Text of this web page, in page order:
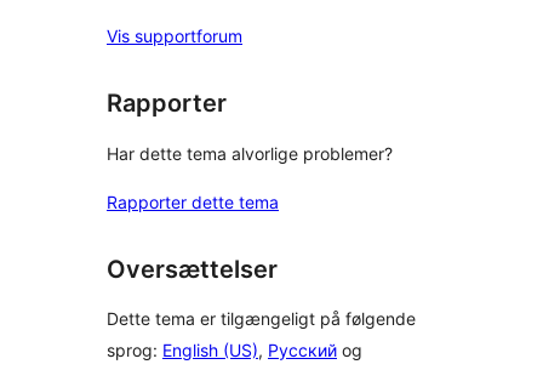
Vis supportforum
Rapporter
Har dette tema alvorlige problemer?
Rapporter dette tema
Oversættelser
Dette tema er tilgængeligt på følgende
sprog: English (US), Русский og